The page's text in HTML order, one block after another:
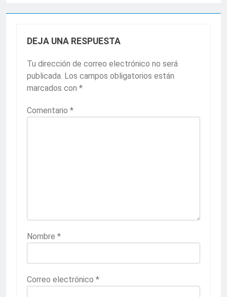
DEJA UNA RESPUESTA
Tu dirección de correo electrónico no será
publicada. Los campos obligatorios están
marcados con *
Comentario *
Nombre *
Correo electrónico *